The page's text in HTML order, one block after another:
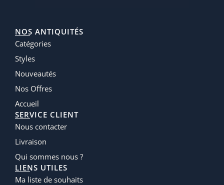
NOS ANTIQUITÉS
Catégories
Styles
Nouveautés
Nos Offres
Accueil
SERVICE CLIENT
Nous contacter
Livraison
Qui sommes nous ?
LIENS UTILES
Ma liste de souhaits